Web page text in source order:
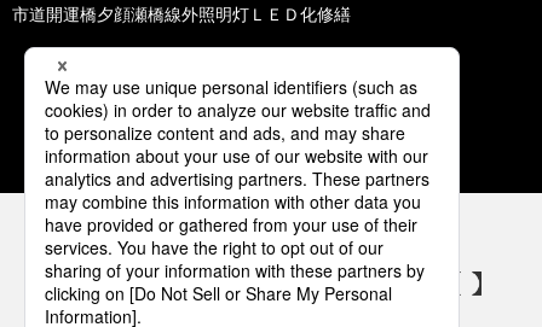
市道開運橋夕顔瀬橋線外照明灯ＬＥＤ化修繕
1 2 3 4 5
パナソニックの電気設備 SNSアカウント